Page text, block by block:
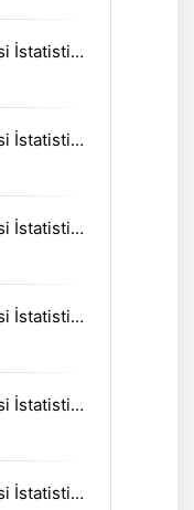
2025 Yılı Schengen Vizesi İstatistikleri & Baltık Ülkeleri
2025 Yılı Schengen Vizesi İstatistikleri & Benelüks Ülkeleri
2025 Yılı Schengen Vizesi İstatistikleri & Kuzey Avrupa Ülkeleri (Nordik/İskandinav)
2025 Yılı Schengen Vizesi İstatistikleri & Orta Avrupa Ülkeleri
2025 Yılı Schengen Vizesi İstatistikleri & Güney Avrupa Ülkeleri (Akdeniz)
2025 Yılı Schengen Vizesi İstatistikleri & Batı Avrupa Ülkeleri